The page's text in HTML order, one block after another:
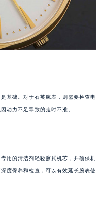
基础。对于石英腕表，则需要检查电
动力不足导致的走时不准。
用的清洁剂轻轻擦拭机芯，并确保机
度保养和检查，可以有效延长腕表使